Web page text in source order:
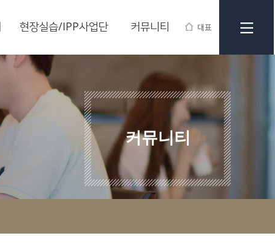
대표
현장실습/IPP사업단 커뮤니티
커뮤니티